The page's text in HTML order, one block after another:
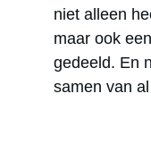
niet alleen
maar ook
gedeeld. En
samen van